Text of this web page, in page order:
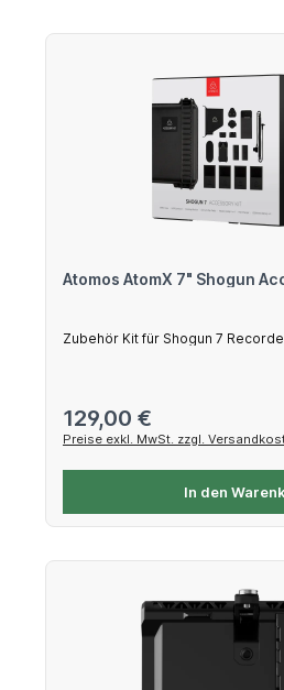
Atomos AtomX 7" Shogun
Zubehör Kit für Shogun 7
Regulärer Preis:
129,00 €
Preise exkl. MwSt. zzgl.
In den